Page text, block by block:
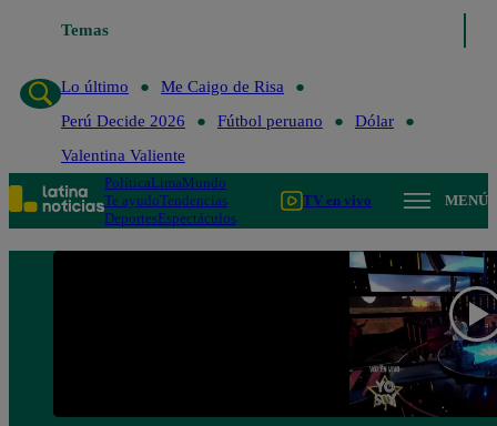
Temas
Lo último
Me Caigo de Risa
Perú Decide 2026
Fútbol peruano
Dólar
Valentina Valiente
PolíticaLimaMundo
Te ayudoTendencias
DeportesEspectáculos
TV en vivo MENÚ